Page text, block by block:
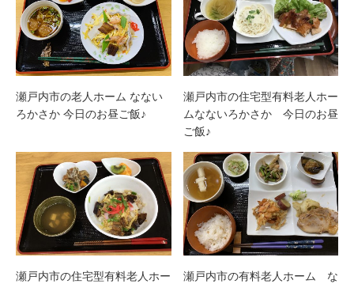
瀬戸内市の老人ホーム なない
ろかさか 今日のお昼ご飯♪
瀬戸内市の住宅型有料老人ホー
ムなないろかさか 今日のお昼
ご飯♪
瀬戸内市の住宅型有料老人ホー
瀬戸内市の有料老人ホーム な